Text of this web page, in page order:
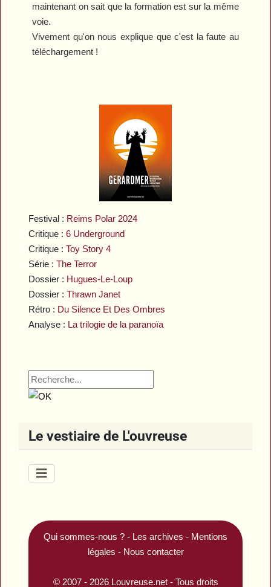
Festival : Reims Polar 2024
Critique :6 Underground
Critique :Toy Story 4
Série :The Terror
Dossier : Hugues-Le-Loup
Dossier :Thrawn Janet
Rétro : Du Silence Et Des Ombres
Analyse : La trilogie de la paranoïa
Le vestiaire de L'ouvreuse
maintenant on sait que la formation est sur la même
voie.
Vivement qu'on nous explique que c'est la faute au
téléchargement !
Qui sommes-nous ? - Les archives - Mentions
légales - Nous contacter
© 2007 - 2026 Louvreuse.net- Tous droits